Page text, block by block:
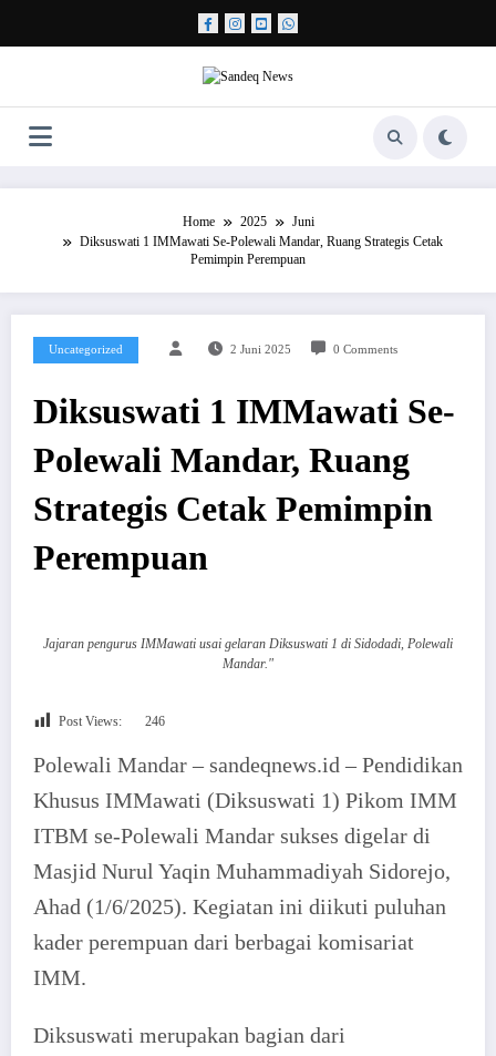
content
Home 2025
Juni
Diksuswati 1 IMMawati Se-Polewali Mandar, Ruang Strategis Cetak
Pemimpin Perempuan
Uncategorized 2 Juni 2025 0 Comments
Diksuswati 1 IMMawati Se-
Polewali Mandar, Ruang
Strategis Cetak Pemimpin
Perempuan
Jajaran pengurus IMMawati usai gelaran Diksuswati 1 di Sidodadi, Polewali
Mandar."
Post Views: 246
Polewali Mandar – sandeqnews.id – Pendidikan
Khusus IMMawati (Diksuswati 1) Pikom IMM
ITBM se-Polewali Mandar sukses digelar di
Masjid Nurul Yaqin Muhammadiyah Sidorejo,
Ahad (1/6/2025). Kegiatan ini diikuti puluhan
kader perempuan dari berbagai komisariat
IMM.
Diksuswati merupakan bagian dari